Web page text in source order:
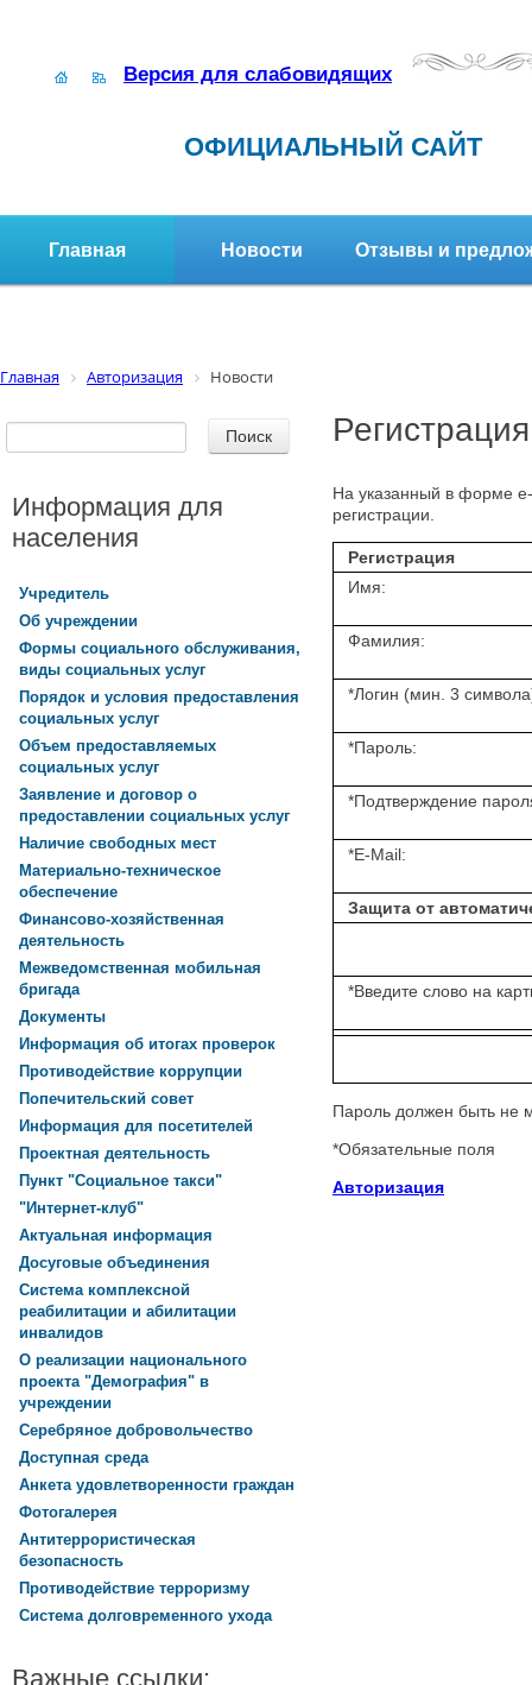
Версия для слабовидящих
ОФИЦИАЛЬНЫЙ САЙТ
Главная Новости Отзывы и
Главная Авторизация Новости
Регистрация
На указанный в форме
регистрации.
Регистрация
Имя:
Фамилия:
*Логин (мин. 3
*Пароль:
*Подтверждение
*E-Mail:
Защита от
*Введите слово на
Пароль должен быть не
*Обязательные поля
Авторизация
Информация для
населения
Учредитель
Об учреждении
Формы социального обслуживания,
виды социальных услуг
Порядок и условия предоставления
социальных услуг
Объем предоставляемых
социальных услуг
Заявление и договор о
предоставлении социальных услуг
Наличие свободных мест
Материально-техническое
обеспечение
Финансово-хозяйственная
деятельность
Межведомственная мобильная
бригада
Документы
Информация об итогах проверок
Противодействие коррупции
Попечительский совет
Информация для посетителей
Проектная деятельность
Пункт "Социальное такси"
"Интернет-клуб"
Актуальная информация
Досуговые объединения
Система комплексной
реабилитации и абилитации
инвалидов
О реализации национального
проекта "Демография" в
учреждении
Серебряное добровольчество
Доступная среда
Анкета удовлетворенности граждан
Фотогалерея
Антитеррористическая
безопасность
Противодействие терроризму
Система долговременного ухода
Важные ссылки: